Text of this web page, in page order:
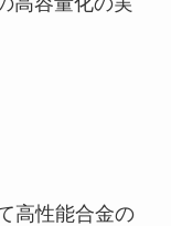
高性能合金の